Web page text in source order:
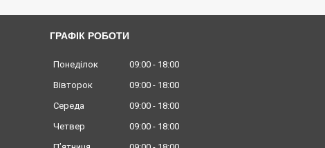
ГРАФІК РОБОТИ
Понеділок 09:00
18:00
Вівторок
09:00
18:00
Середа
09:00
18:00
Четвер
09:00
18:00